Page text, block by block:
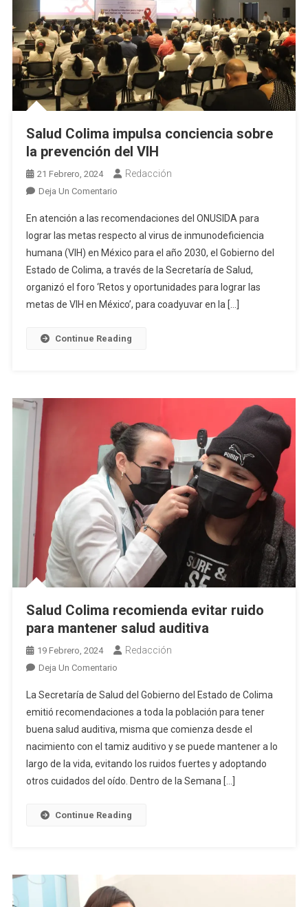
Salud Colima impulsa conciencia sobre
la prevención del VIH
21 Febrero, 2024 Redacción
Deja Un ComentarioEn
Colima
Impulsa
Conciencia
Sobre
La
Prevención
VIH
En atención a las recomendaciones del ONUSIDA para
lograr las metas respecto al virus de inmunodeficiencia
humana (VIH) en México para el año 2030, el Gobierno del
Estado de Colima, a través de la Secretaría de Salud,
organizó el foro ‘Retos y oportunidades para lograr las
metas de VIH en México’, para coadyuvar en la […]
Continue Reading
Salud Colima recomienda evitar ruido
para mantener salud auditiva
19 Febrero, 2024 Redacción
Deja Un ComentarioEn
Colima
Recomienda
Evitar
Ruido
Para
Mantener
Auditiva
La Secretaría de Salud del Gobierno del Estado de Colima
emitió recomendaciones a toda la población para tener
buena salud auditiva, misma que comienza desde el
nacimiento con el tamiz auditivo y se puede mantener a lo
largo de la vida, evitando los ruidos fuertes y adoptando
otros cuidados del oído. Dentro de la Semana […]
Continue Reading